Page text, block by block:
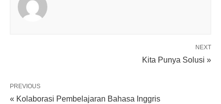
NEXT
Kita Punya Solusi »
PREVIOUS
« Kolaborasi Pembelajaran Bahasa Inggris